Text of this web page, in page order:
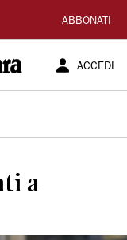
ABBONATI
ACCEDI
a